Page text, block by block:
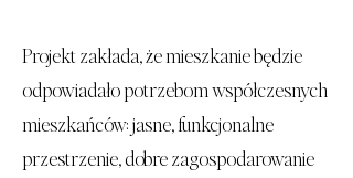
Projekt zakłada, że mieszkanie będzie
odpowiadało potrzebom współczesnych
mieszkańców: jasne, funkcjonalne
przestrzenie, dobre zagospodarowanie